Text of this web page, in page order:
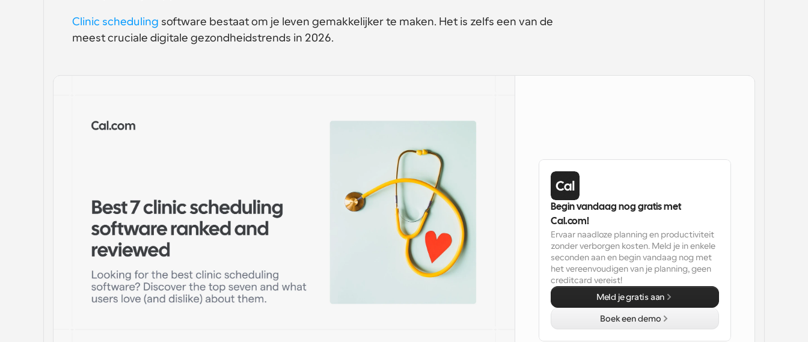
Clinic scheduling software bestaat om je leven gemakkelijker te maken. Het is zelfs een van de
meest cruciale digitale gezondheidstrends in 2026.
Begin vandaag nog gratis met
Cal.com!
Ervaar naadloze planning en productiviteit
zonder verborgen kosten. Meld je in enkele
seconden aan en begin vandaag nog met
het vereenvoudigen van je planning, geen
creditcard vereist!
Meld je gratis aan
Boek een demo